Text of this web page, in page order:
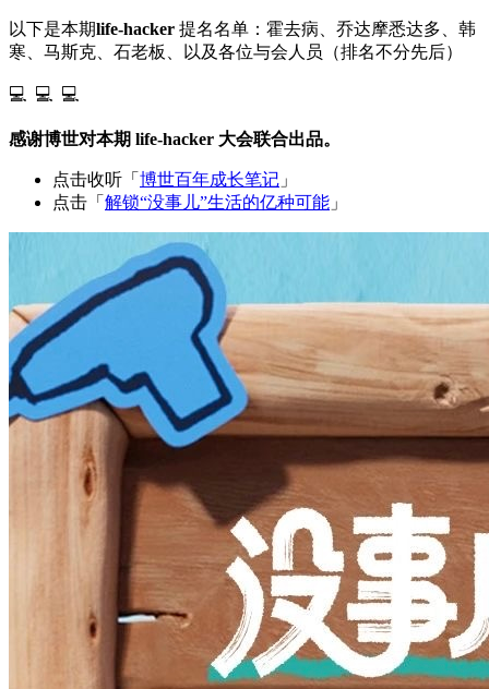
以下是本期life-hacker 提名名单：霍去病、乔达摩悉达多、韩
寒、马斯克、石老板、以及各位与会人员（排名不分先后）
💻 💻 💻
感谢博世对本期 life-hacker 大会联合出品。
点击收听「 博世百年成长笔记 」
点击「 解锁“没事儿”生活的亿种可能 」